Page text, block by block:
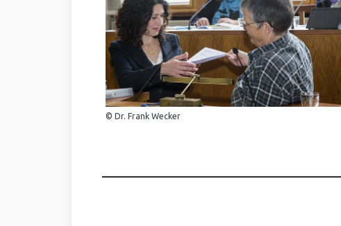
© Dr. Frank Wecker